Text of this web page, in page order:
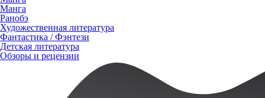
Манга
Ранобэ
Художественная литература
Фантастика / Фэнтези
Детская литература
Обзоры и рецензии